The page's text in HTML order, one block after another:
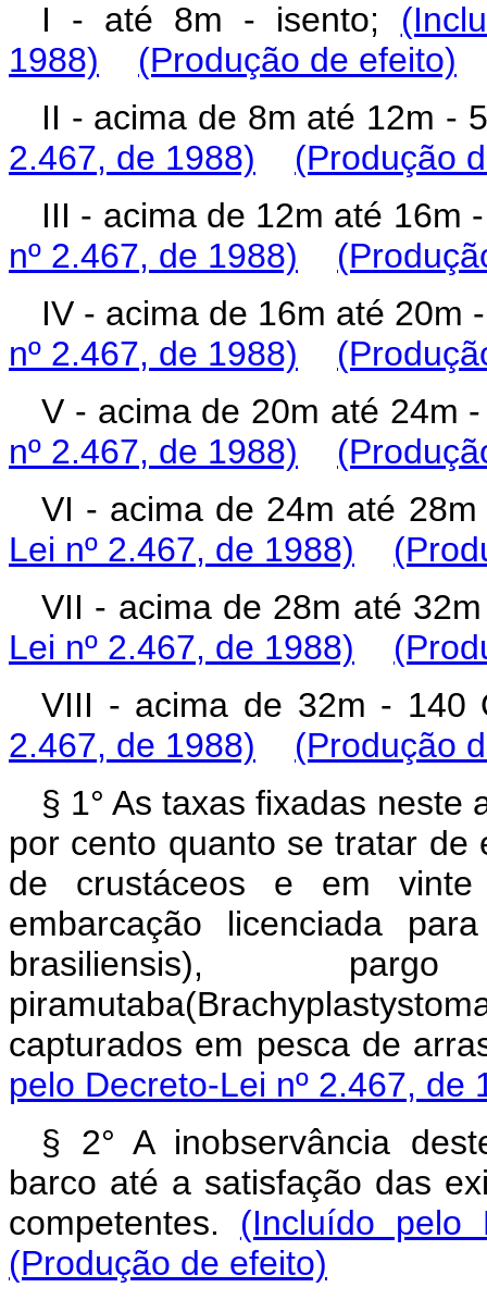
I - até 8m - isento;
1988)
(Produção de efeito)
II - acima de 8m até 12m -
2.467, de 1988)
(Produção
III - acima de 12m até 16m
nº 2.467, de 1988)
IV - acima de 16m até 20m
nº 2.467, de 1988)
V - acima de 20m até 24m
nº 2.467, de 1988)
VI - acima de 24m até
Lei nº 2.467, de 1988)
VII - acima de 28m até
Lei nº 2.467, de 1988)
VIII - acima de 32m - 140
2.467, de 1988)
(Produção
§ 1° As taxas fixadas neste
por cento quanto se tratar de
de crustáceos e em
embarcação licenciada
brasiliensis),
capturados em pesca de
pelo Decreto-Lei nº 2.467, de
§ 2° A inobservância
barco até a satisfação das
competentes. (Incluído pelo
(Produção de efeito)